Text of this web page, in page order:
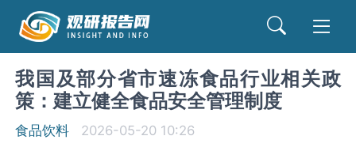
我国及部分省市速冻食品行业相关政
策：建立健全食品安全管理制度
食品饮料 2026-05-20 10:26